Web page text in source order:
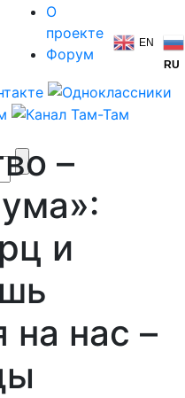
О
проекте
Форум
EN
RU
–
и
нас –